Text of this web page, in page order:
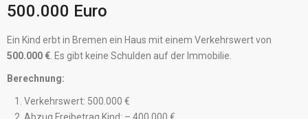
500.000 Euro
Ein Kind erbt in Bremen ein Haus mit einem Verkehrswert von
500.000 € . Es gibt keine Schulden auf der Immobilie.
Berechnung:
Verkehrswert: 500.000 €
Abzug Freibetrag Kind: – 400.000 €